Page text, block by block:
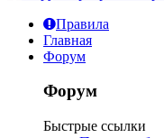
Правила
Главная
Форум
Форум
Быстрые ссылки